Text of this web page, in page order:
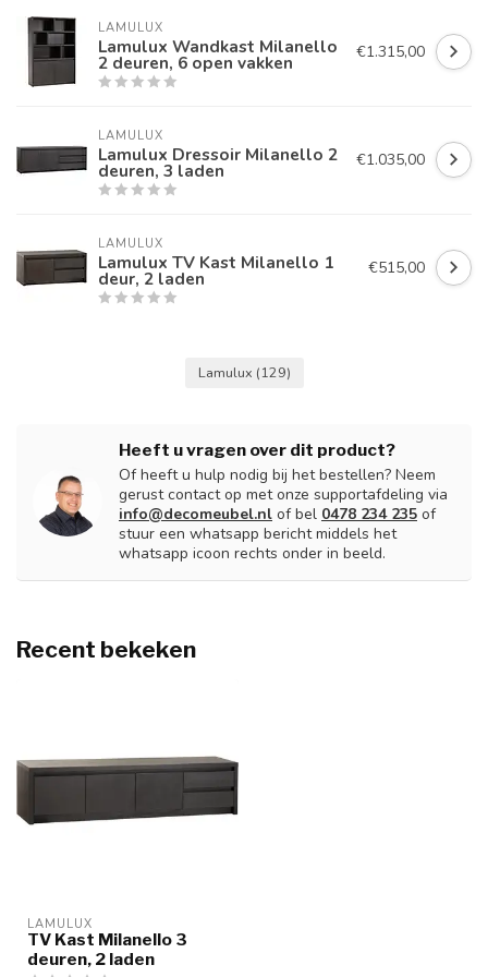
LAMULUX
Lamulux Wandkast Milanello
2 deuren, 6 open vakken €1.315,00
LAMULUX
Lamulux Dressoir Milanello 2
deuren, 3 laden €1.035,00
LAMULUX
Lamulux TV Kast Milanello 1
deur, 2 laden €515,00
Lamulux (129)
Heeft u vragen over dit product?
Of heeft u hulp nodig bij het bestellen? Neem
gerust contact op met onze supportafdeling via
info@decomeubel.nl of bel 0478 234 235 of
stuur een whatsapp bericht middels het
whatsapp icoon rechts onder in beeld.
Recent bekeken
LAMULUX
TV Kast Milanello 3
deuren, 2 laden